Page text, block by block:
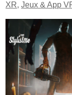
XR,Jeux & App